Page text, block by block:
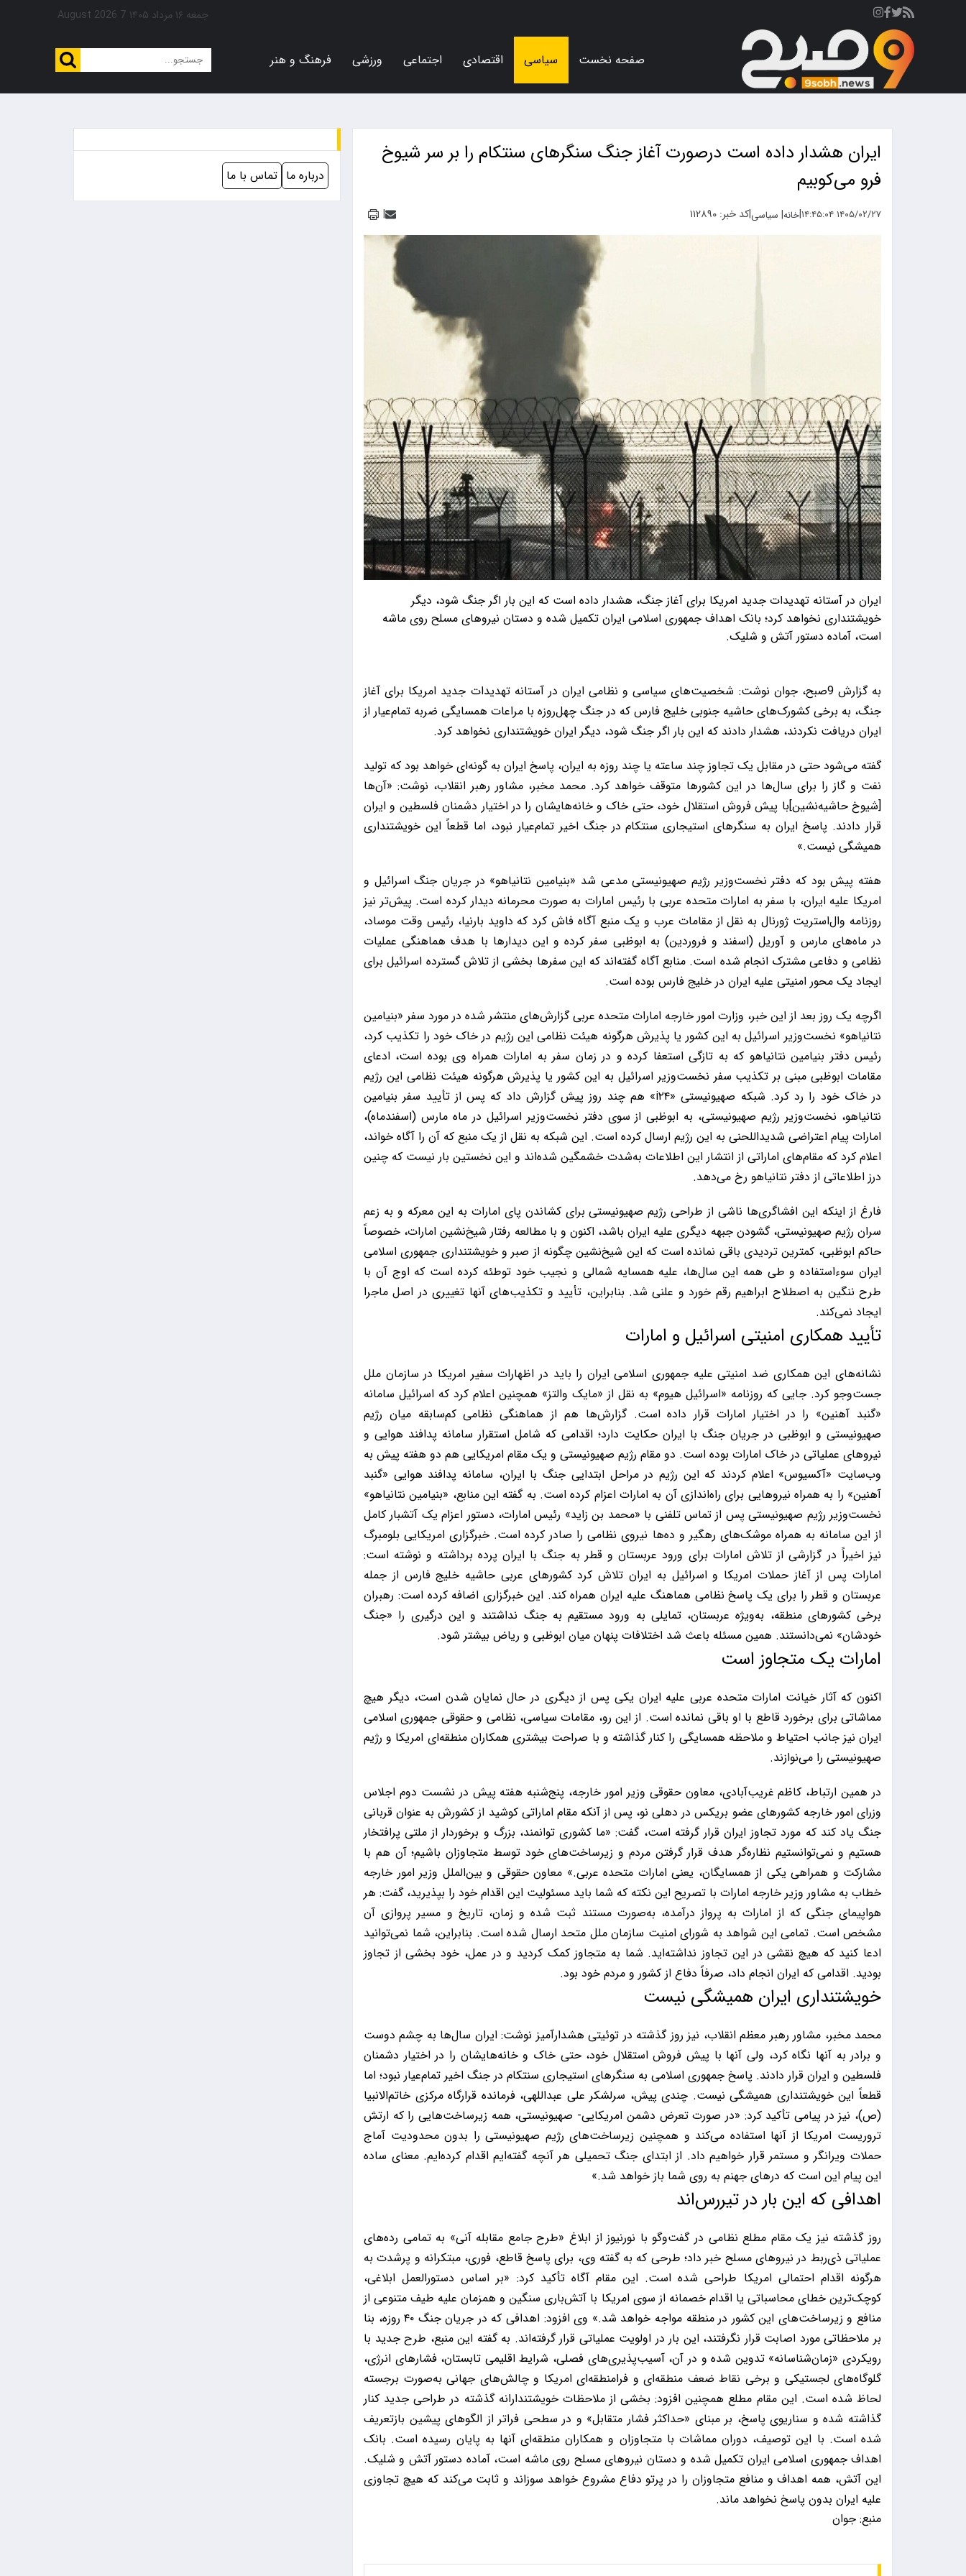
جمعه ۱۶ مرداد ۱۴۰۵ 7 August 2026
صفحه نخست سیاسی اقتصادی اجتماعی ورزشی فرهنگ و هنر
ایران هشدار داده است درصورت آغاز جنگ سنگرهای سنتکام را بر سر شیوخ
فرو می‌کوبیم
۱۴۰۵/۰۲/۲۷ ۱۴:۴۵:۰۴ |خانه| سیاسی|کد خبر: ۱۱۲۸۹۰ |
ایران در آستانه تهدیدات جدید امریکا برای آغاز جنگ، هشدار داده است که این بار اگر جنگ شود، دیگر
خویشتنداری نخواهد کرد؛ بانک اهداف جمهوری اسلامی ایران تکمیل شده و دستان نیروهای مسلح روی ماشه
است، آماده دستور آتش و شلیک.
به گزارش 9صبح، جوان نوشت: شخصیت‌های سیاسی و نظامی ایران در آستانه تهدیدات جدید امریکا برای آغاز
جنگ، به برخی کشورک‌های حاشیه جنوبی خلیج فارس که در جنگ چهل‌روزه با مراعات همسایگی ضربه تمام‌عیار از
ایران دریافت نکردند، هشدار دادند که این بار اگر جنگ شود، دیگر ایران خویشتنداری نخواهد کرد.
گفته می‌شود حتی در مقابل یک تجاوز چند ساعته یا چند روزه به ایران، پاسخ ایران به گونه‌ای خواهد بود که تولید
نفت و گاز را برای سال‌ها در این کشورها متوقف خواهد کرد. محمد مخبر، مشاور رهبر انقلاب، نوشت: «آن‌ها
[شیوخ حاشیه‌نشین]با پیش فروش استقلال خود، حتی خاک و خانه‌هایشان را در اختیار دشمنان فلسطین و ایران
قرار دادند. پاسخ ایران به سنگرهای استیجاری سنتکام در جنگ اخیر تمام‌عیار نبود، اما قطعاً این خویشتنداری
همیشگی نیست.»
هفته پیش بود که دفتر نخست‌وزیر رژیم صهیونیستی مدعی شد «بنیامین نتانیاهو» در جریان جنگ اسرائیل و
امریکا علیه ایران، با سفر به امارات متحده عربی با رئیس امارات به صورت محرمانه دیدار کرده است. پیش‌تر نیز
روزنامه وال‌استریت ژورنال به نقل از مقامات عرب و یک منبع آگاه فاش کرد که داوید بارنیا، رئیس وقت موساد،
در ماه‌های مارس و آوریل (اسفند و فروردین) به ابوظبی سفر کرده و این دیدارها با هدف هماهنگی عملیات
نظامی و دفاعی مشترک انجام شده است. منابع آگاه گفته‌اند که این سفرها بخشی از تلاش گسترده اسرائیل برای
ایجاد یک محور امنیتی علیه ایران در خلیج فارس بوده است.
اگرچه یک روز بعد از این خبر، وزارت امور خارجه امارات متحده عربی گزارش‌های منتشر شده در مورد سفر «بنیامین
نتانیاهو» نخست‌وزیر اسرائیل به این کشور یا پذیرش هرگونه هیئت نظامی این رژیم در خاک خود را تکذیب کرد،
رئیس دفتر بنیامین نتانیاهو که به تازگی استعفا کرده و در زمان سفر به امارات همراه وی بوده است، ادعای
مقامات ابوظبی مبنی بر تکذیب سفر نخست‌وزیر اسرائیل به این کشور یا پذیرش هرگونه هیئت نظامی این رژیم
در خاک خود را رد کرد. شبکه صهیونیستی «i۲۴» هم چند روز پیش گزارش داد که پس از تأیید سفر بنیامین
نتانیاهو، نخست‌وزیر رژیم صهیونیستی، به ابوظبی از سوی دفتر نخست‌وزیر اسرائیل در ماه مارس (اسفندماه)،
امارات پیام اعتراضی شدیداللحنی به این رژیم ارسال کرده است. این شبکه به نقل از یک منبع که آن را آگاه خواند،
اعلام کرد که مقام‌های اماراتی از انتشار این اطلاعات به‌شدت خشمگین شده‌اند و این نخستین بار نیست که چنین
درز اطلاعاتی از دفتر نتانیاهو رخ می‌دهد.
فارغ از اینکه این افشاگری‌ها ناشی از طراحی رژیم صهیونیستی برای کشاندن پای امارات به این معرکه و به زعم
سران رژیم صهیونیستی، گشودن جبهه دیگری علیه ایران باشد، اکنون و با مطالعه رفتار شیخ‌نشین امارات، خصوصاً
حاکم ابوظبی، کمترین تردیدی باقی نمانده است که این شیخ‌نشین چگونه از صبر و خویشتنداری جمهوری اسلامی
ایران سوءاستفاده و طی همه این سال‌ها، علیه همسایه شمالی و نجیب خود توطئه کرده است که اوج آن با
طرح ننگین به اصطلاح ابراهیم رقم خورد و علنی شد. بنابراین، تأیید و تکذیب‌های آنها تغییری در اصل ماجرا
ایجاد نمی‌کند.
تأیید همکاری امنیتی اسرائیل و امارات
نشانه‌های این همکاری ضد امنیتی علیه جمهوری اسلامی ایران را باید در اظهارات سفیر امریکا در سازمان ملل
جست‌وجو کرد. جایی که روزنامه «اسرائیل هیوم» به نقل از «مایک والتز» همچنین اعلام کرد که اسرائیل سامانه
«گنبد آهنین» را در اختیار امارات قرار داده است. گزارش‌ها هم از هماهنگی نظامی کم‌سابقه میان رژیم
صهیونیستی و ابوظبی در جریان جنگ با ایران حکایت دارد؛ اقدامی که شامل استقرار سامانه پدافند هوایی و
نیروهای عملیاتی در خاک امارات بوده است. دو مقام رژیم صهیونیستی و یک مقام امریکایی هم دو هفته پیش به
وب‌سایت «آکسیوس» اعلام کردند که این رژیم در مراحل ابتدایی جنگ با ایران، سامانه پدافند هوایی «گنبد
آهنین» را به همراه نیروهایی برای راه‌اندازی آن به امارات اعزام کرده است. به گفته این منابع، «بنیامین نتانیاهو»
نخست‌وزیر رژیم صهیونیستی پس از تماس تلفنی با «محمد بن زاید» رئیس امارات، دستور اعزام یک آتشبار کامل
از این سامانه به همراه موشک‌های رهگیر و ده‌ها نیروی نظامی را صادر کرده است. خبرگزاری امریکایی بلومبرگ
نیز اخیراً در گزارشی از تلاش امارات برای ورود عربستان و قطر به جنگ با ایران پرده برداشته و نوشته است:
امارات پس از آغاز حملات امریکا و اسرائیل به ایران تلاش کرد کشورهای عربی حاشیه خلیج فارس از جمله
عربستان و قطر را برای یک پاسخ نظامی هماهنگ علیه ایران همراه کند. این خبرگزاری اضافه کرده است: رهبران
برخی کشورهای منطقه، به‌ویژه عربستان، تمایلی به ورود مستقیم به جنگ نداشتند و این درگیری را «جنگ
خودشان» نمی‌دانستند. همین مسئله باعث شد اختلافات پنهان میان ابوظبی و ریاض بیشتر شود.
امارات یک متجاوز است
اکنون که آثار خیانت امارات متحده عربی علیه ایران یکی پس از دیگری در حال نمایان شدن است، دیگر هیچ
مماشاتی برای برخورد قاطع با او باقی نمانده است. از این رو، مقامات سیاسی، نظامی و حقوقی جمهوری اسلامی
ایران نیز جانب احتیاط و ملاحظه همسایگی را کنار گذاشته و با صراحت بیشتری همکاران منطقه‌ای امریکا و رژیم
صهیونیستی را می‌نوازند.
در همین ارتباط، کاظم غریب‌آبادی، معاون حقوقی وزیر امور خارجه، پنج‌شنبه هفته پیش در نشست دوم اجلاس
وزرای امور خارجه کشورهای عضو بریکس در دهلی نو، پس از آنکه مقام اماراتی کوشید از کشورش به عنوان قربانی
جنگ یاد کند که مورد تجاوز ایران قرار گرفته است، گفت: «ما کشوری توانمند، بزرگ و برخوردار از ملتی پرافتخار
هستیم و نمی‌توانستیم نظاره‌گر هدف قرار گرفتن مردم و زیرساخت‌های خود توسط متجاوزان باشیم؛ آن هم با
مشارکت و همراهی یکی از همسایگان، یعنی امارات متحده عربی.» معاون حقوقی و بین‌الملل وزیر امور خارجه
خطاب به مشاور وزیر خارجه امارات با تصریح این نکته که شما باید مسئولیت این اقدام خود را بپذیرید، گفت: هر
هواپیمای جنگی که از امارات به پرواز درآمده، به‌صورت مستند ثبت شده و زمان، تاریخ و مسیر پروازی آن
مشخص است. تمامی این شواهد به شورای امنیت سازمان ملل متحد ارسال شده است. بنابراین، شما نمی‌توانید
ادعا کنید که هیچ نقشی در این تجاوز نداشته‌اید. شما به متجاوز کمک کردید و در عمل، خود بخشی از تجاوز
بودید. اقدامی که ایران انجام داد، صرفاً دفاع از کشور و مردم خود بود.
خویشتنداری ایران همیشگی نیست
محمد مخبر، مشاور رهبر معظم انقلاب، نیز روز گذشته در توئیتی هشدارآمیز نوشت: ایران سال‌ها به چشم دوست
و برادر به آنها نگاه کرد، ولی آنها با پیش فروش استقلال خود، حتی خاک و خانه‌هایشان را در اختیار دشمنان
فلسطین و ایران قرار دادند. پاسخ جمهوری اسلامی به سنگرهای استیجاری سنتکام در جنگ اخیر تمام‌عیار نبود؛ اما
قطعاً این خویشتنداری همیشگی نیست. چندی پیش، سرلشکر علی عبداللهی، فرمانده قرارگاه مرکزی خاتم‌الانبیا
(ص)، نیز در پیامی تأکید کرد: «در صورت تعرض دشمن امریکایی- صهیونیستی، همه زیرساخت‌هایی را که ارتش
تروریست امریکا از آنها استفاده می‌کند و همچنین زیرساخت‌های رژیم صهیونیستی را بدون محدودیت آماج
حملات ویرانگر و مستمر قرار خواهیم داد. از ابتدای جنگ تحمیلی هر آنچه گفته‌ایم اقدام کرده‌ایم. معنای ساده
این پیام این است که درهای جهنم به روی شما باز خواهد شد.»
اهدافی که این بار در تیررس‌اند
روز گذشته نیز یک مقام مطلع نظامی در گفت‌وگو با نورنیوز از ابلاغ «طرح جامع مقابله آنی» به تمامی رده‌های
عملیاتی ذی‌ربط در نیروهای مسلح خبر داد؛ طرحی که به گفته وی، برای پاسخ قاطع، فوری، مبتکرانه و پرشدت به
هرگونه اقدام احتمالی امریکا طراحی شده است. این مقام آگاه تأکید کرد: «بر اساس دستورالعمل ابلاغی،
کوچک‌ترین خطای محاسباتی یا اقدام خصمانه از سوی امریکا با آتش‌باری سنگین و همزمان علیه طیف متنوعی از
منافع و زیرساخت‌های این کشور در منطقه مواجه خواهد شد.» وی افزود: اهدافی که در جریان جنگ ۴۰ روزه، بنا
بر ملاحظاتی مورد اصابت قرار نگرفتند، این بار در اولویت عملیاتی قرار گرفته‌اند. به گفته این منبع، طرح جدید با
رویکردی «زمان‌شناسانه» تدوین شده و در آن، آسیب‌پذیری‌های فصلی، شرایط اقلیمی تابستان، فشارهای انرژی،
گلوگاه‌های لجستیکی و برخی نقاط ضعف منطقه‌ای و فرامنطقه‌ای امریکا و چالش‌های جهانی به‌صورت برجسته
لحاظ شده است. این مقام مطلع همچنین افزود: بخشی از ملاحظات خویشتندارانه گذشته در طراحی جدید کنار
گذاشته شده و سناریوی پاسخ، بر مبنای «حداکثر فشار متقابل» و در سطحی فراتر از الگوهای پیشین بازتعریف
شده است. با این توصیف، دوران مماشات با متجاوزان و همکاران منطقه‌ای آنها به پایان رسیده است. بانک
اهداف جمهوری اسلامی ایران تکمیل شده و دستان نیروهای مسلح روی ماشه است، آماده دستور آتش و شلیک.
این آتش، همه اهداف و منافع متجاوزان را در پرتو دفاع مشروع خواهد سوزاند و ثابت می‌کند که هیچ تجاوزی
علیه ایران بدون پاسخ نخواهد ماند.
منبع: جوان
درباره ما تماس با ما